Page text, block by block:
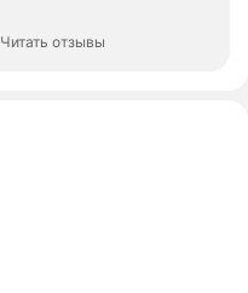
Читать отзывы